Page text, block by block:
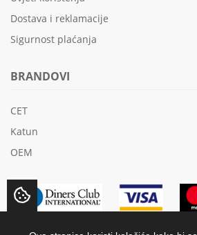
Dostava i reklamacije
Sigurnost plaćanja
BRANDOVI
CET
Katun
OEM